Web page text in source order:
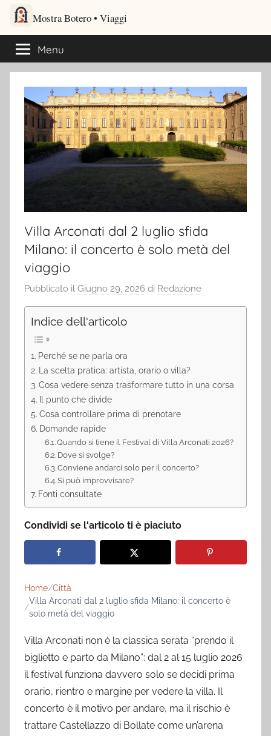
Salta
contenuto
Mostra Botero – Viaggi
Viaggi culturali e itinerari turistici per gli amanti dei viaggi
Menu
Villa Arconati dal 2 luglio sfida
Milano: il concerto è solo metà del
viaggio
Pubblicato il Giugno 29, 2026 di Redazione
Indice dell'articolo
Perché se ne parla ora
La scelta pratica: artista, orario o villa?
Cosa vedere senza trasformare tutto in una corsa
Il punto che divide
Cosa controllare prima di prenotare
Domande rapide
Quando si tiene il Festival di Villa Arconati 2026?
Dove si svolge?
Conviene andarci solo per il concerto?
Si può improvvisare?
Fonti consultate
Condividi se l'articolo ti è piaciuto
Home Città
Villa Arconati dal 2 luglio sfida Milano: il concerto è
solo metà del viaggio
Villa Arconati non è la classica serata “prendo il
biglietto e parto da Milano”: dal 2 al 15 luglio 2026
il festival funziona davvero solo se decidi prima
orario, rientro e margine per vedere la villa. Il
concerto è il motivo per andare, ma il rischio è
trattare Castellazzo di Bollate come un’arena